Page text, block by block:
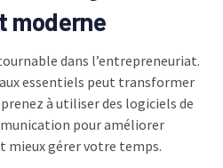
moderne
dans l’entrepreneuriat.
essentiels peut transformer
à utiliser des logiciels de
pour améliorer
mieux gérer votre temps.